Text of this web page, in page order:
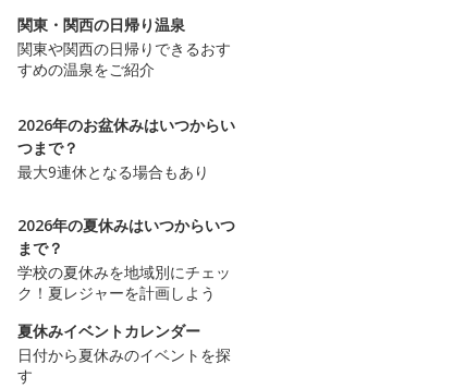
関東・関西の日帰り温泉
関東や関西の日帰りできるおす
すめの温泉をご紹介
2026年のお盆休みはいつからい
つまで？
最大9連休となる場合もあり
2026年の夏休みはいつからいつ
まで？
学校の夏休みを地域別にチェッ
ク！夏レジャーを計画しよう
夏休みイベントカレンダー
日付から夏休みのイベントを探
す